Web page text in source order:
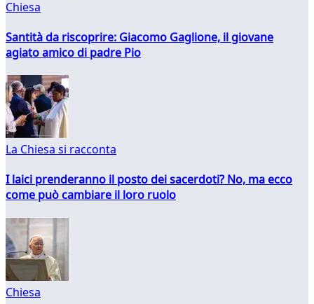
Chiesa
Santità da riscoprire: Giacomo Gaglione, il giovane
agiato amico di padre Pio
La Chiesa si racconta
I laici prenderanno il posto dei sacerdoti? No, ma ecco
come può cambiare il loro ruolo
Chiesa